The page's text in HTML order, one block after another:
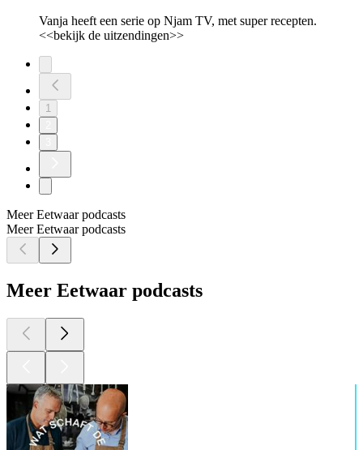
Vanja heeft een serie op Njam TV, met super recepten.
<<bekijk de uitzendingen>>
1
Meer Eetwaar podcasts
Meer Eetwaar podcasts
Meer Eetwaar podcasts